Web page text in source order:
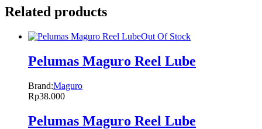
Related products
Out Of Stock
Pelumas Maguro Reel Lube
Brand:Maguro
Rp38.000
Pelumas Maguro Reel Lube